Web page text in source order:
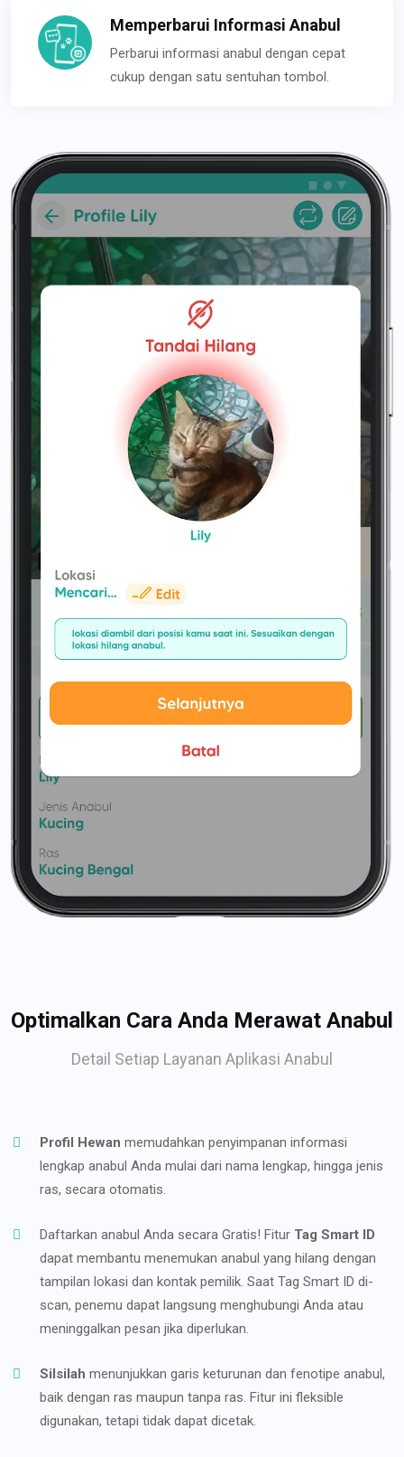
Memperbarui Informasi Anabul
Perbarui informasi anabul dengan cepat
cukup dengan satu sentuhan tombol.
Optimalkan Cara Anda Merawat Anabul
Detail Setiap Layanan Aplikasi Anabul
Profil Hewan memudahkan penyimpanan informasi
lengkap anabul Anda mulai dari nama lengkap, hingga jenis
ras, secara otomatis.
Daftarkan anabul Anda secara Gratis! Fitur Tag Smart ID
dapat membantu menemukan anabul yang hilang dengan
tampilan lokasi dan kontak pemilik. Saat Tag Smart ID di-
scan, penemu dapat langsung menghubungi Anda atau
meninggalkan pesan jika diperlukan.
Silsilah menunjukkan garis keturunan dan fenotipe anabul,
baik dengan ras maupun tanpa ras. Fitur ini fleksible
digunakan, tetapi tidak dapat dicetak.